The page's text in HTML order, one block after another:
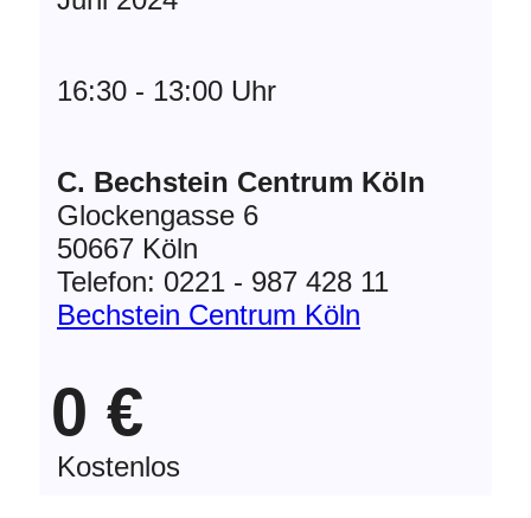
16:30 - 13:00 Uhr
C. Bechstein Centrum Köln
Glockengasse 6
50667 Köln
Telefon: 0221 - 987 428 11
Bechstein Centrum Köln
0 €
Kostenlos